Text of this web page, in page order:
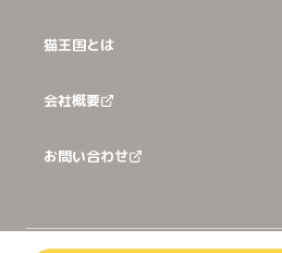
猫王国とは
会社概要
お問い合わせ